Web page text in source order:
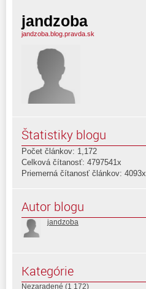
jandzoba
jandzoba.blog.pravda.sk
Štatistiky blogu
Počet článkov: 1,172
Celková čítanosť: 4797541x
Priemerná čítanosť článkov: 4093x
Autor blogu
jandzoba
Kategórie
Nezaradené (1 172)